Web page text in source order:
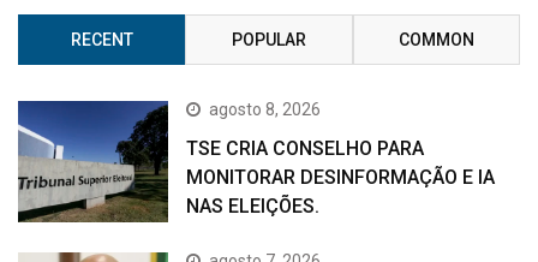
RECENT POPULAR COMMON
agosto 8, 2026
TSE CRIA CONSELHO PARA
MONITORAR DESINFORMAÇÃO E IA
NAS ELEIÇÕES.